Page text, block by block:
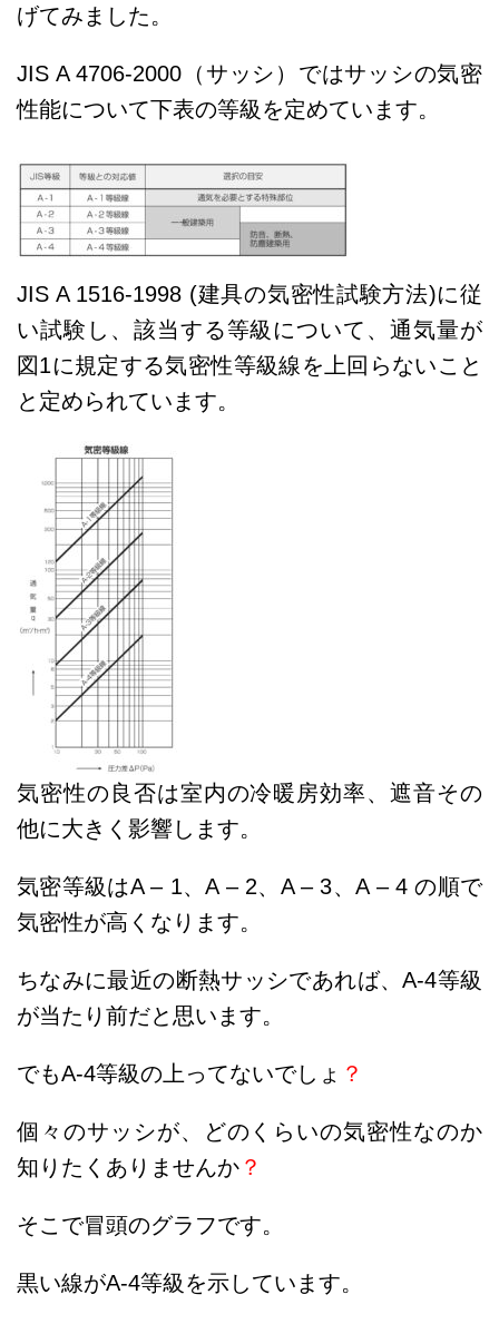
げてみました。
JIS A 4706-2000（サッシ）ではサッシの気密
性能について下表の等級を定めています。
JIS A 1516-1998 (建具の気密性試験方法)に従
い試験し、該当する等級について、通気量が
図1に規定する気密性等級線を上回らないこと
と定められています。
気密性の良否は室内の冷暖房効率、遮音その
他に大きく影響します。
気密等級はA – 1、A – 2、A – 3、A – 4 の順で
気密性が高くなります。
ちなみに最近の断熱サッシであれば、A-4等級
が当たり前だと思います。
でもA-4等級の上ってないでしょ ？
個々のサッシが、どのくらいの気密性なのか
知りたくありませんか ？
そこで冒頭のグラフです。
黒い線がA-4等級を示しています。